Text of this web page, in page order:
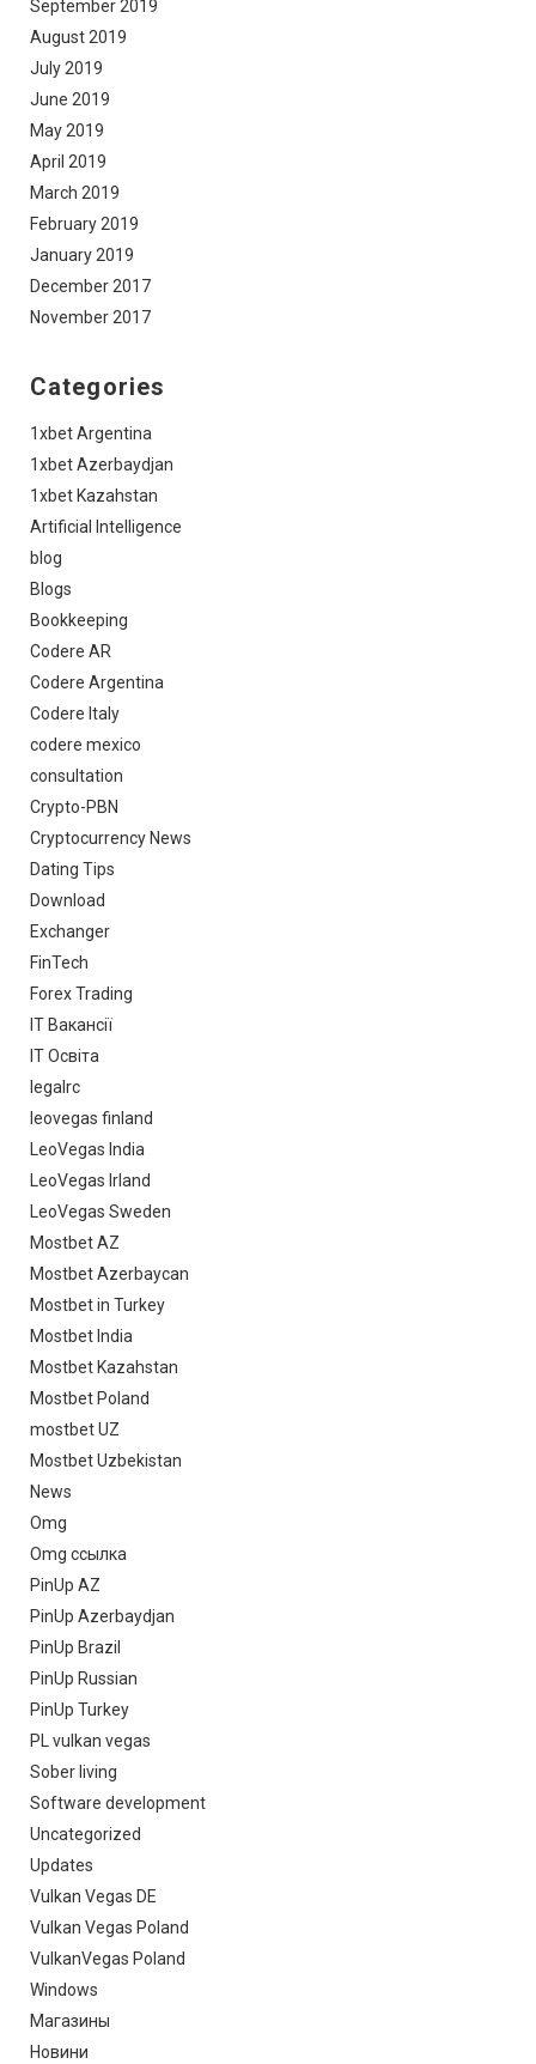
September 2019
August 2019
July 2019
June 2019
May 2019
April 2019
March 2019
February 2019
January 2019
December 2017
November 2017
Categories
1xbet Argentina
1xbet Azerbaydjan
1xbet Kazahstan
Artificial Intelligence
blog
Blogs
Bookkeeping
Codere AR
Codere Argentina
Codere Italy
codere mexico
consultation
Crypto-PBN
Cryptocurrency News
Dating Tips
Download
Exchanger
FinTech
Forex Trading
IT Вакансії
IT Освіта
legalrc
leovegas finland
LeoVegas India
LeoVegas Irland
LeoVegas Sweden
Mostbet AZ
Mostbet Azerbaycan
Mostbet in Turkey
Mostbet India
Mostbet Kazahstan
Mostbet Poland
mostbet UZ
Mostbet Uzbekistan
News
Omg
Omg ссылка
PinUp AZ
PinUp Azerbaydjan
PinUp Brazil
PinUp Russian
PinUp Turkey
PL vulkan vegas
Sober living
Software development
Uncategorized
Updates
Vulkan Vegas DE
Vulkan Vegas Poland
VulkanVegas Poland
Windows
Магазины
Новини